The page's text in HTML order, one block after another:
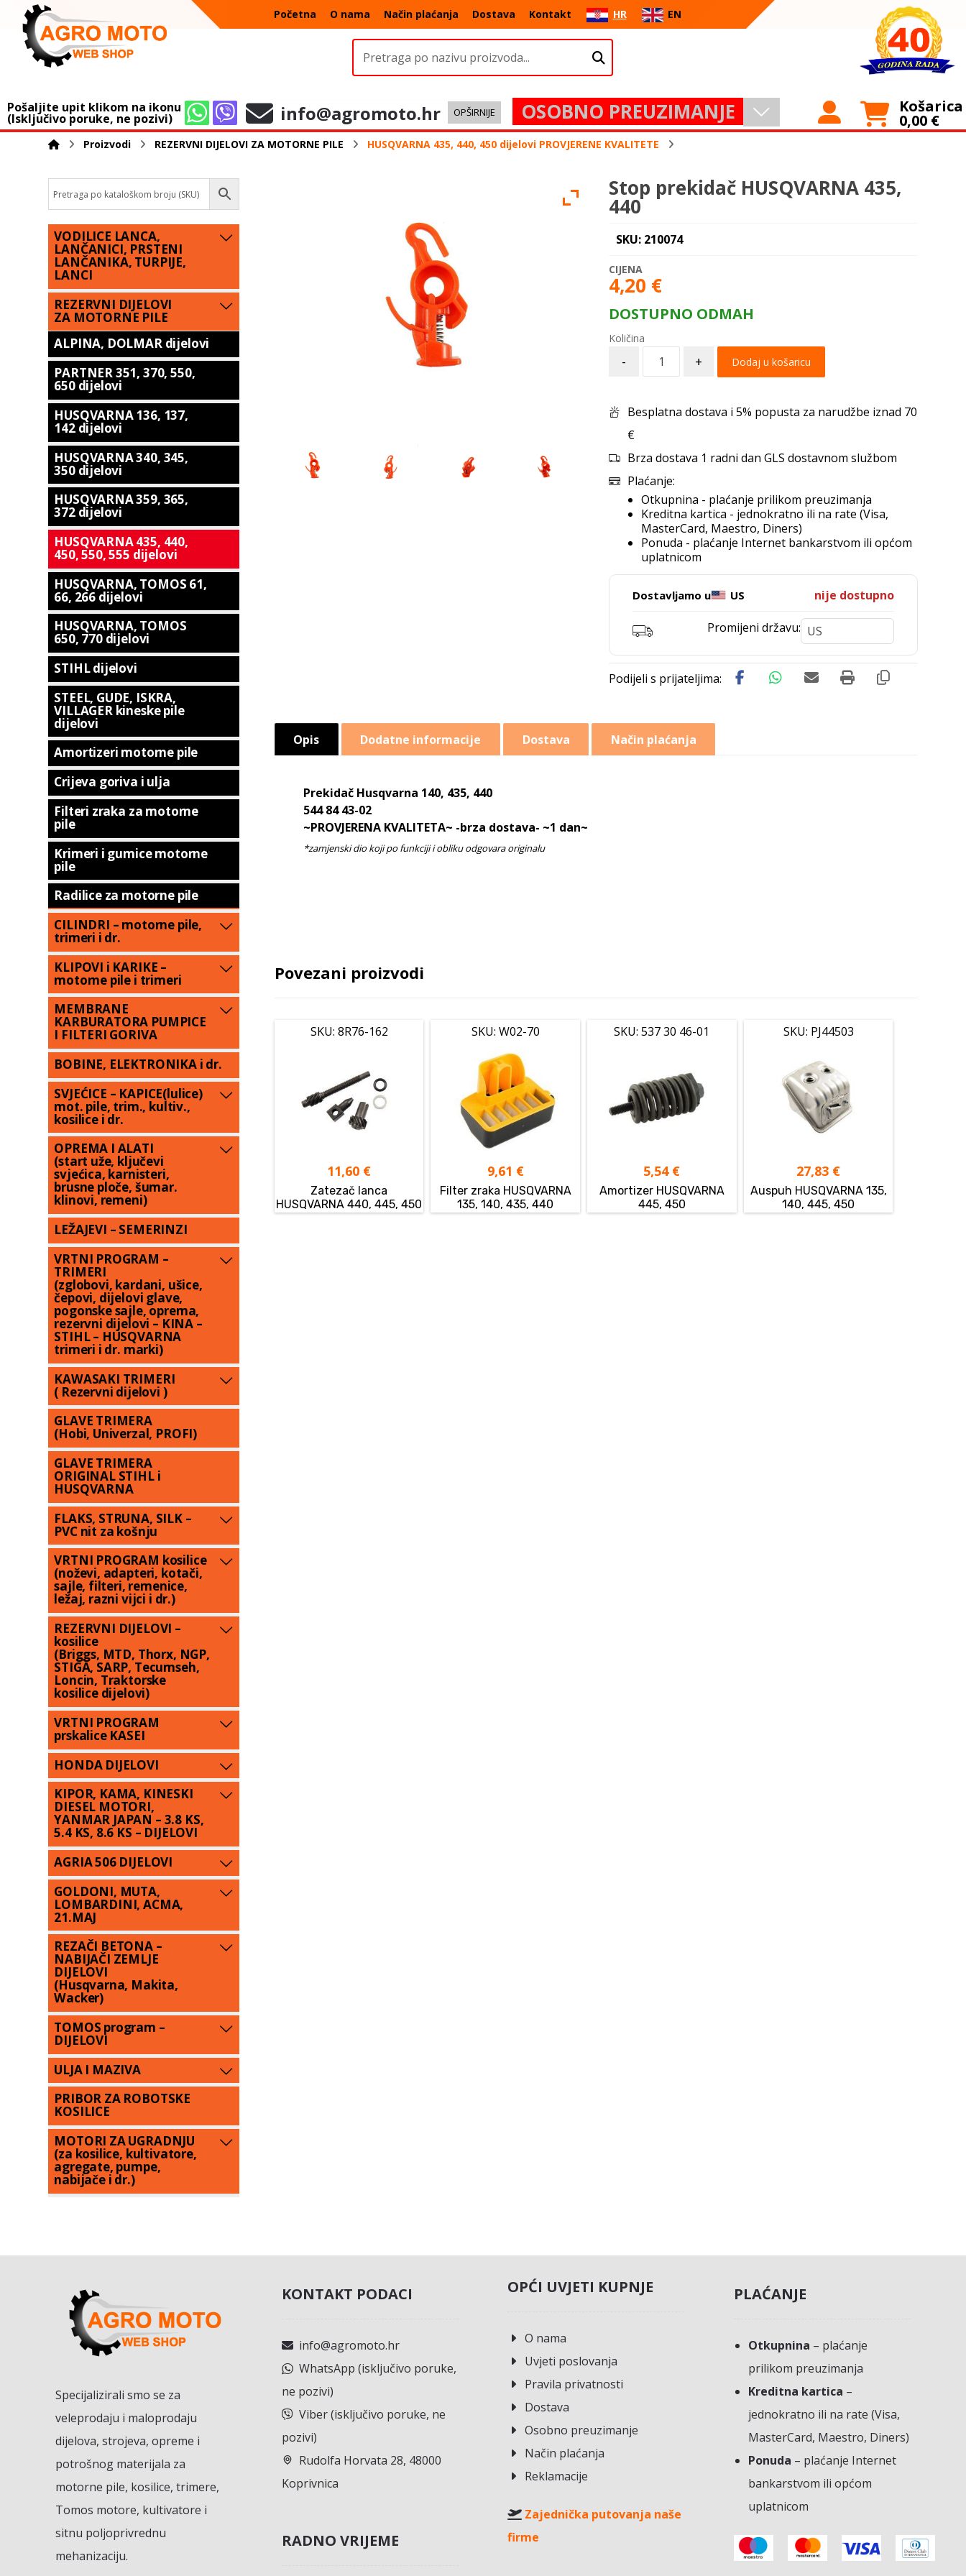
Početna O nama Način plaćanja Dostava Kontakt HR EN
Pošaljite upit klikom na ikonu
(Isključivo poruke, ne pozivi) info@agromoto.hr OPŠIRNIJE OSOBNO PREUZIMANJE Košarica
0,00 €
Proizvodi REZERVNI DIJELOVI ZA MOTORNE PILE HUSQVARNA 435, 440, 450 dijelovi PROVJERENE KVALITETE
Stop prekidač HUSQVARNA 435,
440
SKU: 210074
4,20 €
DOSTUPNO ODMAH
- + Dodaj u košaricu
Besplatna dostava i 5% popusta za narudžbe iznad 70
€
Brza dostava 1 radni dan GLS dostavnom službom
Plaćanje:
Otkupnina - plaćanje prilikom preuzimanja
Kreditna kartica - jednokratno ili na rate (Visa,
MasterCard, Maestro, Diners)
Ponuda - plaćanje Internet bankarstvom ili općom
uplatnicom
Dostavljamo u US nije dostupno
Promijeni državu:
Opis Dodatne informacije Dostava Način plaćanja
Prekidač Husqvarna 140, 435, 440
544 84 43-02
~PROVJERENA KVALITETA~ -brza dostava- ~1 dan~
Povezani proizvodi
SKU: 8R76-162
11,60 €
Zatezač lanca
HUSQVARNA 440, 445, 450
SKU: W02-70
9,61 €
Filter zraka HUSQVARNA
135, 140, 435, 440
SKU: 537 30 46-01
5,54 €
Amortizer HUSQVARNA
445, 450
SKU: PJ44503
27,83 €
Auspuh HUSQVARNA 135,
140, 445, 450
VODILICE LANCA,
LANČANICI, PRSTENI
LANČANIKA, TURPIJE,
LANCI
REZERVNI DIJELOVI
ZA MOTORNE PILE
ALPINA, DOLMAR dijelovi
PARTNER 351, 370, 550,
650 dijelovi
HUSQVARNA 136, 137,
142 dijelovi
HUSQVARNA 340, 345,
350 dijelovi
HUSQVARNA 359, 365,
372 dijelovi
HUSQVARNA 435, 440,
450, 550, 555 dijelovi
HUSQVARNA, TOMOS 61,
66, 266 dijelovi
HUSQVARNA, TOMOS
650, 770 dijelovi
STIHL dijelovi
STEEL, GUDE, ISKRA,
VILLAGER kineske pile
dijelovi
Amortizeri motorne pile
Crijeva goriva i ulja
Filteri zraka za motorne
pile
Krimeri i gumice motorne
pile
Radilice za motorne pile
CILINDRI – motorne pile,
trimeri i dr.
KLIPOVI i KARIKE –
motorne pile i trimeri
MEMBRANE
KARBURATORA PUMPICE
I FILTERI GORIVA
BOBINE, ELEKTRONIKA i dr.
SVJEĆICE – KAPICE(lulice)
mot. pile, trim., kultiv.,
kosilice i dr.
OPREMA I ALATI
(start uže, ključevi
svjećica, karnisteri,
brusne ploče, šumar.
klinovi, remeni)
LEŽAJEVI – SEMERINZI
VRTNI PROGRAM –
TRIMERI
(zglobovi, kardani, ušice,
čepovi, dijelovi glave,
pogonske sajle, oprema,
rezervni dijelovi – KINA –
STIHL – HUSQVARNA
trimeri i dr. marki)
KAWASAKI TRIMERI
( Rezervni dijelovi )
GLAVE TRIMERA
(Hobi, Univerzal, PROFI)
GLAVE TRIMERA
ORIGINAL STIHL i
HUSQVARNA
FLAKS, STRUNA, SILK –
PVC nit za košnju
VRTNI PROGRAM kosilice
(noževi, adapteri, kotači,
sajle, filteri, remenice,
ležaj, razni vijci i dr.)
REZERVNI DIJELOVI –
kosilice
(Briggs, MTD, Thorx, NGP,
STIGA, SARP, Tecumseh,
Loncin, Traktorske
kosilice dijelovi)
VRTNI PROGRAM
prskalice KASEI
HONDA DIJELOVI
KIPOR, KAMA, KINESKI
DIESEL MOTORI,
YANMAR JAPAN – 3.8 KS,
5.4 KS, 8.6 KS – DIJELOVI
AGRIA 506 DIJELOVI
GOLDONI, MUTA,
LOMBARDINI, ACMA,
21.MAJ
REZAČI BETONA –
NABIJAČI ZEMLJE
DIJELOVI
(Husqvarna, Makita,
Wacker)
TOMOS program –
DIJELOVI
ULJA I MAZIVA
PRIBOR ZA ROBOTSKE
KOSILICE
MOTORI ZA UGRADNJU
(za kosilice, kultivatore,
agregate, pumpe,
nabijače i dr.)
Specijalizirali smo se za
veleprodaju i maloprodaju
dijelova, strojeva, opreme i
potrošnog materijala za
motorne pile, kosilice, trimere,
Tomos motore, kultivatore i
sitnu poljoprivrednu
mehanizaciju.
KONTAKT PODACI
info@agromoto.hr
WhatsApp (isključivo poruke,
ne pozivi)
Viber (isključivo poruke, ne
pozivi)
Rudolfa Horvata 28, 48000
Koprivnica
RADNO VRIJEME
OPĆI UVJETI KUPNJE
O nama
Uvjeti poslovanja
Pravila privatnosti
Dostava
Osobno preuzimanje
Način plaćanja
Reklamacije
Zajednička putovanja naše
firme
PLAĆANJE
Otkupnina – plaćanje
prilikom preuzimanja
Kreditna kartica –
jednokratno ili na rate (Visa,
MasterCard, Maestro, Diners)
Ponuda – plaćanje Internet
bankarstvom ili općom
uplatnicom